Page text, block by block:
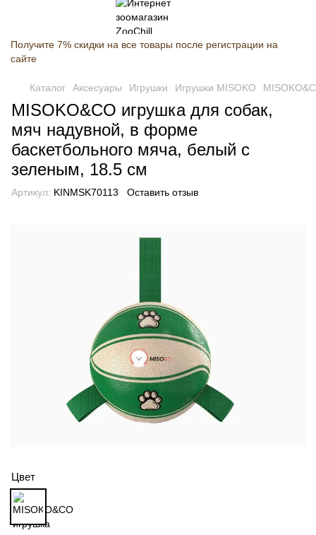
Получите 7% скидки на все товары после регистрации на
сайте
Каталог Аксесуары Игрушки Игрушки MISOKO
MISOKO&CO игрушка для собак,
мяч надувной, в форме
баскетбольного мяча, белый с
зеленым, 18.5 см
Артикул: KINMSK70113 Оставить отзыв
Цвет